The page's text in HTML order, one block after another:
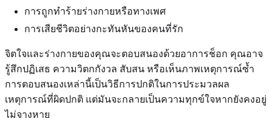
การถูกทำร้ายร่างกายหรือทางเพศ
การเสียชีวิตอย่างกะทันหันของคนที่รัก
จิตใจและร่างกายของคุณจะตอบสนองด้วยอาการช็อก คุณอาจ
รู้สึกปฏิเสธ ความวิตกกังวล สับสน หรือเห็นภาพเหตุการณ์ซ้ำ
การตอบสนองเหล่านี้เป็นวิธีการปกติในการประมวลผล
เหตุการณ์ที่ผิดปกติ แต่มันจะกลายเป็นความทุกข์ใจหากยังคงอยู่
ไม่จางหาย